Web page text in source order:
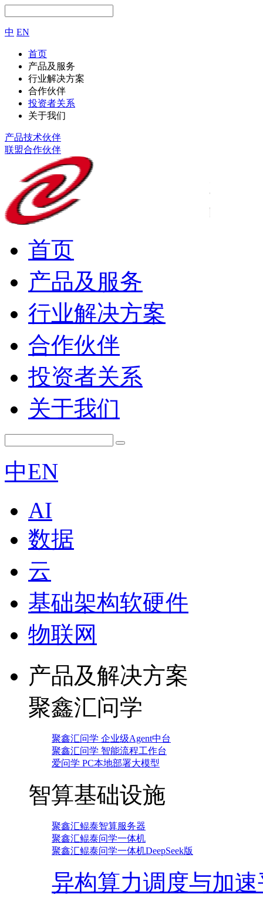
中 EN
首页
产品及服务
行业解决方案
合作伙伴
投资者关系
关于我们
产品技术伙伴
联盟合作伙伴
首页
产品及服务
行业解决方案
合作伙伴
投资者关系
关于我们
中EN
AI
数据
云
基础架构软硬件
物联网
产品及解决方案
聚鑫汇问学
聚鑫汇问学 企业级Agent中台
聚鑫汇问学 智能流程工作台
爱问学 PC本地部署大模型
智算基础设施
聚鑫汇鲲泰智算服务器
聚鑫汇鲲泰问学一体机
聚鑫汇鲲泰问学一体机DeepSeek版
异构算力调度与加